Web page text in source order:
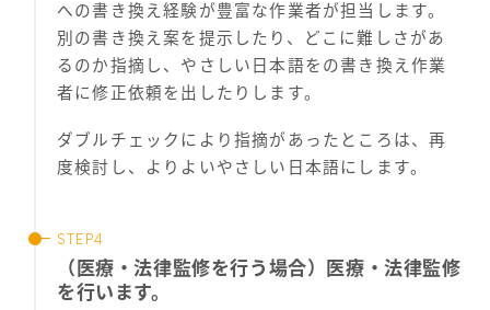
への書き換え経験が豊富な作業者が担当します。
別の書き換え案を提示したり、どこに難しさがあ
るのか指摘し、やさしい日本語をの書き換え作業
者に修正依頼を出したりします。
ダブルチェックにより指摘があったところは、再
度検討し、よりよいやさしい日本語にします。
（医療・法律監修を行う場合）医療・法律監修
を行います。